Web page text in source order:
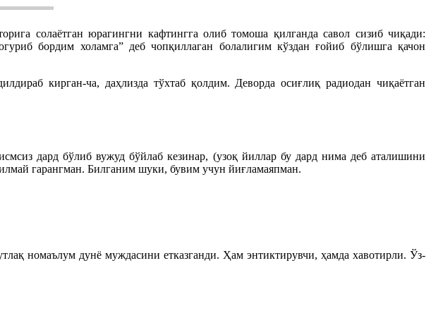
солаётган юрагингни кафтингга олиб томоша қилганда савол сизиб чиқади:
бордим холамга” деб чопқиллаган болалигим кўздан ғойиб бўлишга қачон
кирган-ча, даҳлизда тўхтаб қолдим. Деворда осиғлиқ радиодан чиқаётган
дард бўлиб вужуд бўйлаб кезинар, (узоқ йиллар бу дард нима деб аталишини
гарангман. Билганим шуки, бувим учун йиғламаяпман.
номаълум дунё муждасини етказганди. Ҳам энтиктирувчи, ҳамда хавотирли. Ўз-